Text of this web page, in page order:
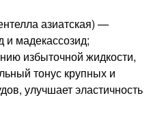
азиатская) —
и мадекассозид;
избыточной жидкости,
тонус крупных и
улучшает эластичность